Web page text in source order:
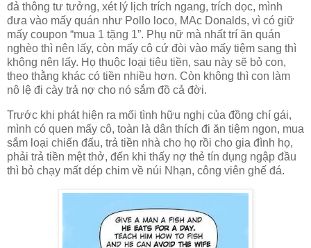
đả thông tư tưởng, xét lý lịch trích ngang, trích dọc, mình
đưa vào mấy quán như Pollo loco, MAc Donalds, vì có giữ
mấy coupon “mua 1 tặng 1”. Phụ nữ mà nhất trí ăn quán
nghèo thì nên lấy, còn mấy cô cứ đòi vào mấy tiệm sang thì
không nên lấy. Họ thuộc loại tiêu tiền, sau này sẽ bỏ con,
theo thằng khác có tiền nhiều hơn. Còn không thì con làm
nô lệ đi cày trả nợ cho nó sắm đồ cả đời.
Trước khi phát hiện ra mối tình hữu nghị của đồng chí gái,
mình có quen mấy cô, toàn là dân thích đi ăn tiệm ngon, mua
sắm loại chiến đấu, trả tiền nhà cho họ rồi cho gia đình họ,
phải trả tiền mệt thở, đến khi thấy nợ thẻ tín dụng ngập đầu
thì bỏ chạy mất dép chim về núi Nhạn, công viên ghế đá.